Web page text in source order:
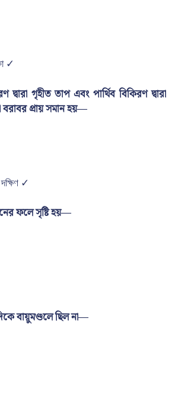
✓
গৃহীত তাপ এবং পার্থিব বিকিরণ দ্বারা
প্রায় সমান হয়—
✓
ফলে সৃষ্টি হয়—
বায়ুমণ্ডলে ছিল না—